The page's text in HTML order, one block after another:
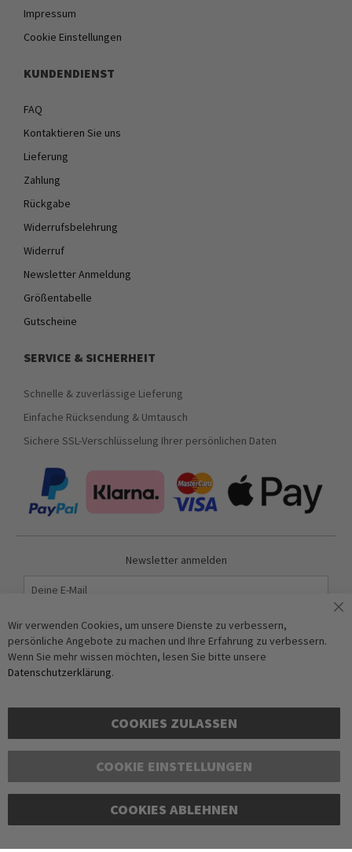
Impressum
Cookie Einstellungen
KUNDENDIENST
FAQ
Kontaktieren Sie uns
Lieferung
Zahlung
Rückgabe
Widerrufsbelehrung
Widerruf
Newsletter Anmeldung
Größentabelle
Gutscheine
SERVICE & SICHERHEIT
Schnelle & zuverlässige Lieferung
Einfache Rücksendung & Umtausch
Sichere SSL-Verschlüsselung Ihrer persönlichen Daten
Newsletter anmelden
Abonnieren
Anti-Roboter-Verifizierung
Copyright © 2016-2026 dagmarfischer mode. All Rights Reserved. Alle Preise in Euro
Wir verwenden Cookies, um unsere Dienste zu verbessern,
persönliche Angebote zu machen und Ihre Erfahrung zu verbessern.
Wenn Sie mehr wissen möchten, lesen Sie bitte unsere
Datenschutzerklärung.
COOKIES ZULASSEN
COOKIE EINSTELLUNGEN
COOKIES ABLEHNEN